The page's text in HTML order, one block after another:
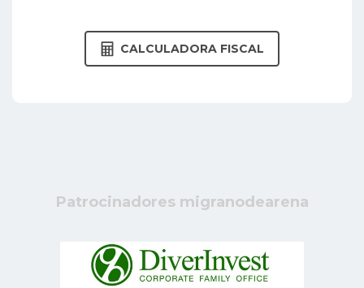
CALCULADORA FISCAL
Patrocinadores migranodearena